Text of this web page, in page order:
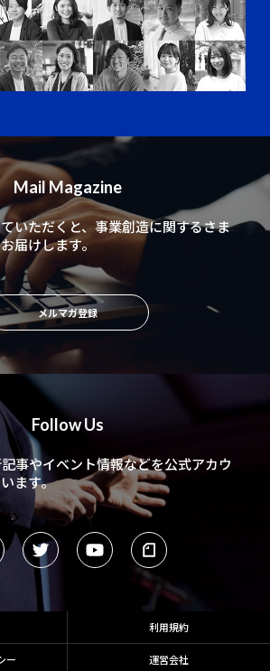
Follow Us
事やイベント情報などを公式アカウ
ます。
Mail Magazine
いただくと、事業創造に関するさま
届けします。
メルマガ登録
利用規約
ー 運営会社